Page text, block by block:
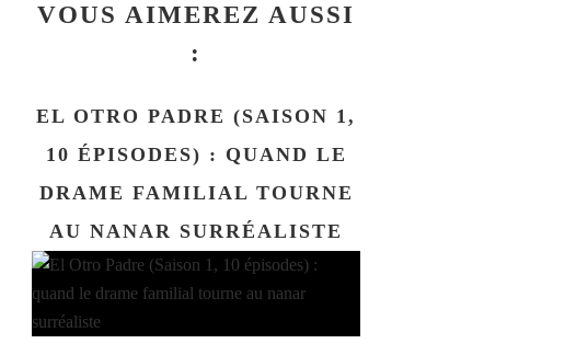
VOUS AIMEREZ AUSSI
:
EL OTRO PADRE (SAISON 1,
10 ÉPISODES) : QUAND LE
DRAME FAMILIAL TOURNE
AU NANAR SURRÉALISTE